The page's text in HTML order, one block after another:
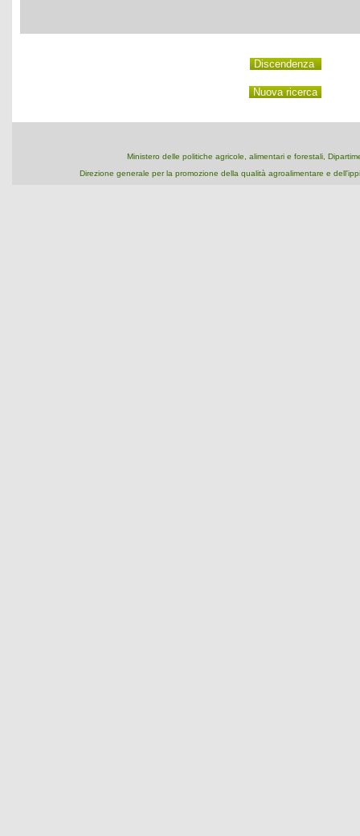
Ministero delle politiche agricole, alimentari e forestali,
Direzione generale per la promozione della qualità agroalimentare e